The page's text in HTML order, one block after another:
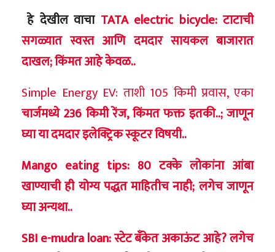
हे देखील वाचा TATA electric bicycle: टाटाची
सगळ्यात स्वस्त आणि दमदार सायकल बाजारात
दाखल; किंमत आहे केवळ..
Simple Energy EV: ताशी 105 किमी प्रवास, एका
चार्जमध्ये 236 किमी रेंज, किंमत फक्त इतकी..; जाणून
घ्या या दमदार इलेक्ट्रिक स्कूटर विषयी..
Mango eating tips: 80 टक्के लोकांना आंबा
खाण्याची ही योग्य पद्धत माहितीच नाही; लगेच जाणून
घ्या अन्यथा..
SBI e-mudra loan: स्टेट बँकेत अकाऊंट आहे? लगेच